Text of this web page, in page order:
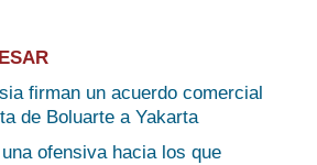
firman un acuerdo comercial
de Boluarte a Yakarta
ofensiva hacia los que